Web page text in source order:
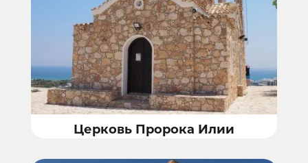
Церковь Пророка Илии